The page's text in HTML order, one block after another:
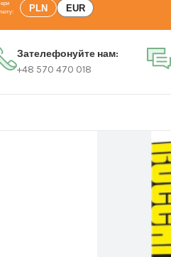
PLN EUR
Зателефонуйте нам:
+48 570 470 018